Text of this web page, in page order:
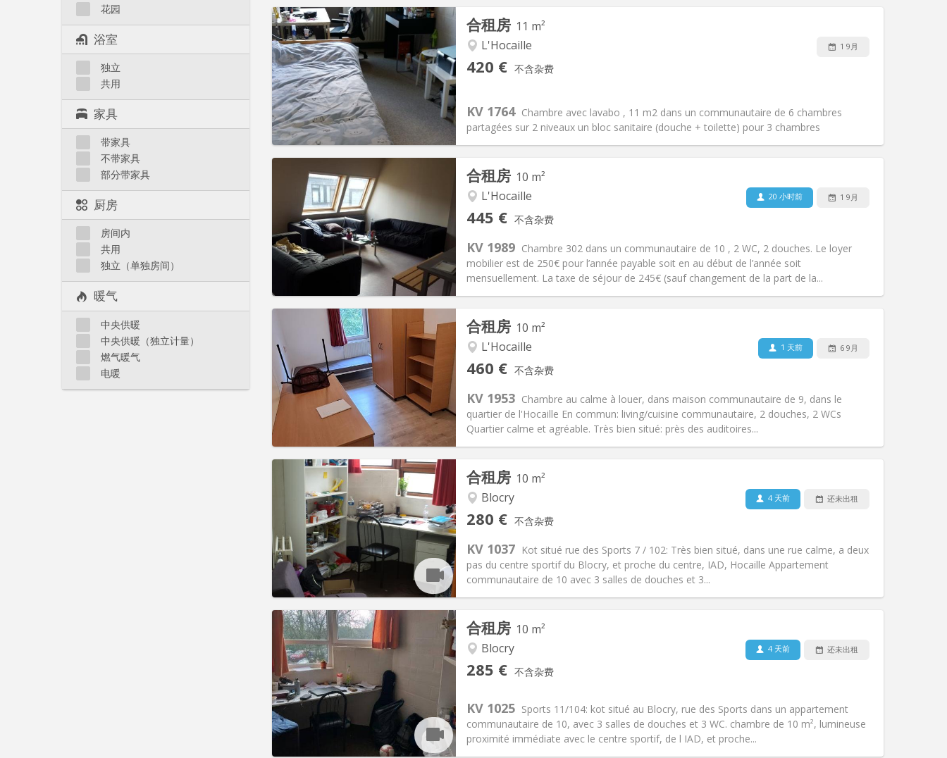
花园
浴室
独立
共用
家具
带家具
不带家具
部分带家具
厨房
房间内
共用
独立（单独房间）
暖气
中央供暖
中央供暖（独立计量）
燃气暖气
电暖
合租房 11 m²
L'Hocaille
420 € 不含杂费
1 9月
KV 1764 Chambre avec lavabo , 11 m2 dans un communautaire de 6 chambres
partagées sur 2 niveaux un bloc sanitaire (douche + toilette) pour 3 chambres
实用信息
租金:420 €
水电费:110 €
租期:12个月
住房登记:否
布局
面积:11 m2
其他
合租房 10 m²
L'Hocaille
445 € 不含杂费
20 小时前 1 9月
KV 1989 Chambre 302 dans un communautaire de 10 , 2 WC, 2 douches. Le loyer
mobilier est de 250€ pour l’année payable soit en au début de l’année soit
mensuellement. La taxe de séjour de 245€ (sauf changement de la part de la...
实用信息
租金:445 €
水电费:55 €
租期:12个月
住房登记:可登记
布局
浴室:共用
面积:10 m2
其他
氛围: 社区氛围
合租房 10 m²
L'Hocaille
460 € 不含杂费
1 天前 6 9月
KV 1953 Chambre au calme à louer, dans maison communautaire de 9, dans le
quartier de l'Hocaille En commun: living/cuisine communautaire, 2 douches, 2 WCs
Quartier calme et agréable. Très bien situé: près des auditoires...
460 €
水电费:70 €
租期:12个月
住房登记:否
布局
浴室:共用
面积:10 m2
其他
氛围:安静, 温馨
合租房 10 m²
Blocry
280 € 不含杂费
4 天前 还未出租
KV 1037 Kot situé rue des Sports 7 / 102: Très bien situé, dans une rue calme, a deux
pas du centre sportif du Blocry, et proche du centre, IAD, Hocaille Appartement
communautaire de 10 avec 3 salles de douches et 3...
实用信息
租金: 280 €
水电费:10 €
暑假
住房登记:否
布局
浴室:共用
面积:10 m2
其他
氛围:学习氛围, 社区氛围
合租房 10 m²
Blocry
285 € 不含杂费
4 天前 还未出租
KV 1025 Sports 11/104: kot situé au Blocry, rue des Sports dans un appartement
communautaire de 10, avec 3 salles de douches et 3 WC. chambre de 10 m², lumineuse
proximité immédiate avec le centre sportif, de l IAD, et proche...
实用信息
租金: 285 €
水电费:5 €
租期:暑假
住房登记:否
布局
浴室:共用
私人房间:2
其他
氛围:学习氛围, 社区氛围